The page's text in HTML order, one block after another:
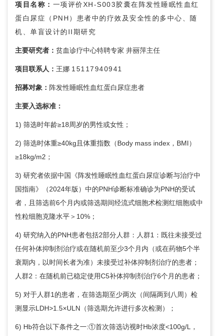
项目名称： 一项评价XH-S003胶囊在阵发性睡眠性血红
蛋白尿症（PNH）患者中的疗效及安全性的多中心、随
机、单盲设计的II期研究
主要研究者： 贫血诊疗中心特聘专家 井丽萍主任
项目联系人： 王娜 15117940941
招募对象： 阵发性睡眠性血红蛋白尿症患者
主要入选标准：
1) 筛选时年龄≥18周岁的男性或女性；
2) 筛选时体重≥40kg且体重指数（Body mass index，BMI）
≥18kg/m2；
3) 研究者依据中国《阵发性睡眠性血红蛋白尿症诊断与治疗中
国指南》（2024年版）中的PNH诊断标准确诊为PNH的受试
者，且筛选前6个月内或筛选期间经流式细胞术检测红细胞或中
性粒细胞克隆水平＞10%；
4) 研究纳入的PNH患者包括2部分人群：人群1：既往未接受过
任何补体抑制剂治疗或在随机前至少3个月内（或在药物5个半
衰期内，以时间长者为准）未接受过补体抑制剂治疗的患者；
人群2：在随机前已稳定使用C5补体抑制剂治疗6个月的患者；
5) 对于人群1的患者，在筛选期至少两次（间隔两到八周）检
测显示LDH>1.5×ULN（筛选期允许进行多次检测）；
6) Hb符合以下条件之一:①首次筛选访视时Hb浓度<100g/L，